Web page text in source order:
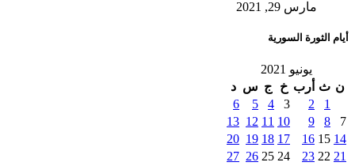
مارس 29, 2021
أيام الثورة السورية
يونيو 2021
ن ث أرب خ ج س د
1
2
3
4
5
6
7
8
9
10
11
12
13
14
15
16
17
18
19
20
21
22
23
24
25
26
27